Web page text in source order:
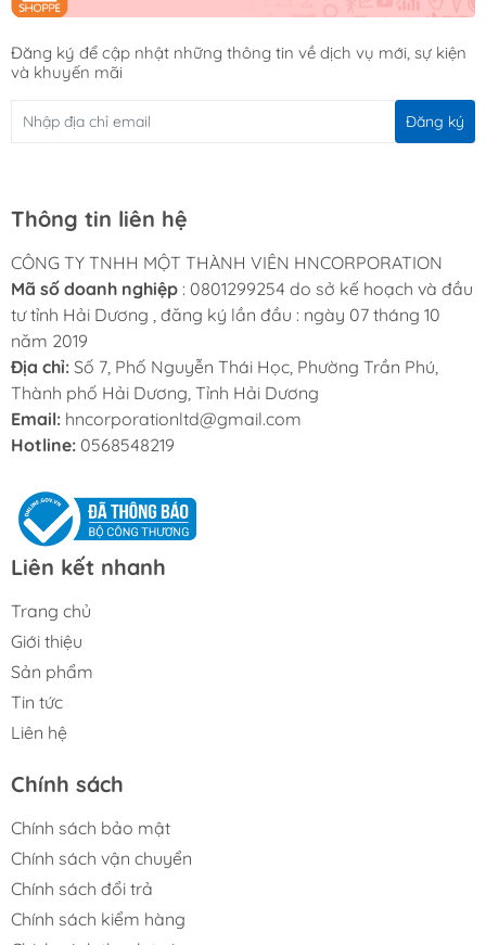
Đăng ký để cập nhật những thông tin về dịch vụ mới, sự kiện
và khuyến mãi
Đăng ký
Thông tin liên hệ
CÔNG TY TNHH MỘT THÀNH VIÊN HNCORPORATION
Mã số doanh nghiệp : 0801299254 do sở kế hoạch và đầu
tư tỉnh Hải Dương , đăng ký lần đầu : ngày 07 tháng 10
năm 2019
Địa chỉ: Số 7, Phố Nguyễn Thái Học, Phường Trần Phú,
Thành phố Hải Dương, Tỉnh Hải Dương
Email: hncorporationltd@gmail.com
Hotline: 0568548219
Liên kết nhanh
Trang chủ
Giới thiệu
Sản phẩm
Tin tức
Liên hệ
Chính sách
Chính sách bảo mật
Chính sách vận chuyển
Chính sách đổi trả
Chính sách kiểm hàng